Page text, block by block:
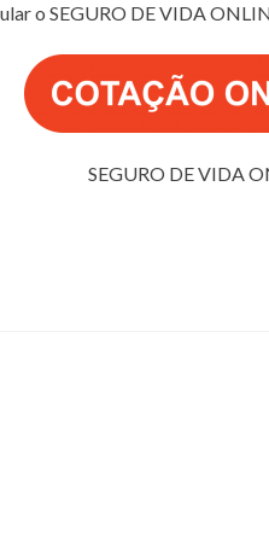
o SEGURO DE VIDA
SEGURO DE VIDA